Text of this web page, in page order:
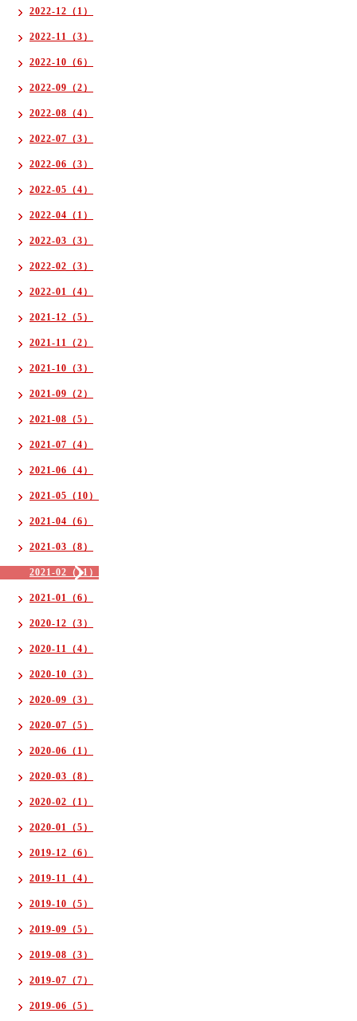
2022-12（1）
2022-11（3）
2022-10（6）
2022-09（2）
2022-08（4）
2022-07（3）
2022-06（3）
2022-05（4）
2022-04（1）
2022-03（3）
2022-02（3）
2022-01（4）
2021-12（5）
2021-11（2）
2021-10（3）
2021-09（2）
2021-08（5）
2021-07（4）
2021-06（4）
2021-05（10）
2021-04（6）
2021-03（8）
2021-02（11）
2021-01（6）
2020-12（3）
2020-11（4）
2020-10（3）
2020-09（3）
2020-07（5）
2020-06（1）
2020-03（8）
2020-02（1）
2020-01（5）
2019-12（6）
2019-11（4）
2019-10（5）
2019-09（5）
2019-08（3）
2019-07（7）
2019-06（5）